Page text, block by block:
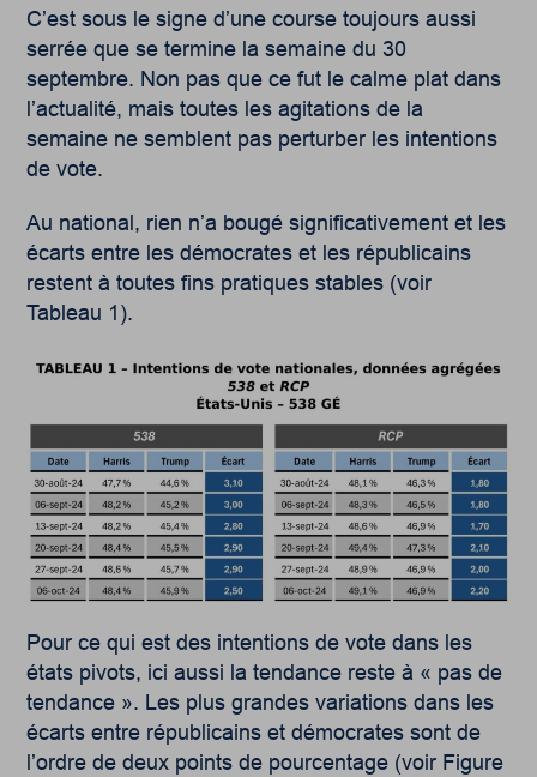
C’est sous le signe d’une course toujours aussi
serrée que se termine la semaine du 30
septembre. Non pas que ce fut le calme plat dans
l’actualité, mais toutes les agitations de la
semaine ne semblent pas perturber les intentions
de vote.
Au national, rien n’a bougé significativement et les
écarts entre les démocrates et les républicains
restent à toutes fins pratiques stables (voir
Tableau 1).
Pour ce qui est des intentions de vote dans les
états pivots, ici aussi la tendance reste à « pas de
tendance ». Les plus grandes variations dans les
écarts entre républicains et démocrates sont de
l’ordre de deux points de pourcentage (voir Figure